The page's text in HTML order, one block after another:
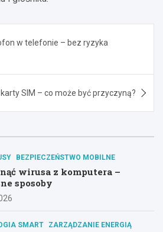
w telefonie – bez ryzyka
SIM – co może być przyczyną?
BEZPIECZEŃSTWO MOBILNE
wirusa z komputera –
sposoby
SMART ZARZĄDZANIE ENERGIĄ